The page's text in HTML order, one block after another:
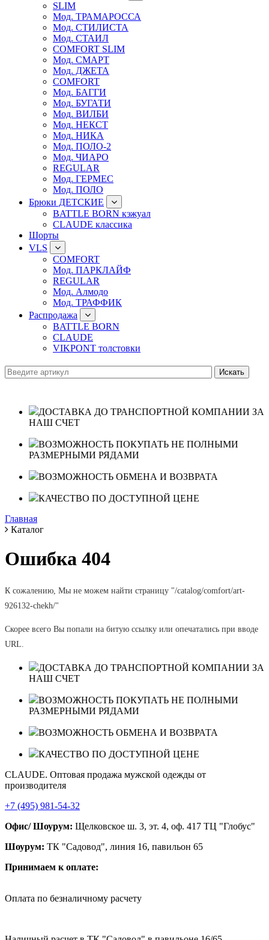
SLIM
Мод. ТРАМАРОССА
Мод. СТИЛИСТА
Мод. СТАИЛ
COMFORT SLIM
Мод. СМАРТ
Мод. ДЖЕТА
COMFORT
Мод. БАГГИ
Мод. БУГАТИ
Мод. ВИЛБИ
Мод. НЕКСТ
Мод. НИКА
Мод. ПОЛО-2
Мод. ЧИАРО
REGULAR
Мод. ГЕРМЕС
Мод. ПОЛО
Брюки ДЕТСКИЕ
BATTLE BORN кэжуал
CLAUDE классика
Шорты
VLS
COMFORT
Мод. ПАРКЛАЙФ
REGULAR
Мод. Алмодо
Мод. ТРАФФИК
Распродажа
BATTLE BORN
CLAUDE
VIKPONT толстовки
ДОСТАВКА ДО ТРАНСПОРТНОЙ КОМПАНИИ ЗА
НАШ СЧЕТ
ВОЗМОЖНОСТЬ ПОКУПАТЬ НЕ ПОЛНЫМИ
РАЗМЕРНЫМИ РЯДАМИ
ВОЗМОЖНОСТЬ ОБМЕНА И ВОЗВРАТА
КАЧЕСТВО ПО ДОСТУПНОЙ ЦЕНЕ
Главная
Каталог
Ошибка 404
К сожалению, Мы не можем найти страницу "/catalog/comfort/art-
926132-chekh/"
Скорее всего Вы попали на битую ссылку или опечатались при вводе
URL.
ДОСТАВКА ДО ТРАНСПОРТНОЙ КОМПАНИИ ЗА
НАШ СЧЕТ
ВОЗМОЖНОСТЬ ПОКУПАТЬ НЕ ПОЛНЫМИ
РАЗМЕРНЫМИ РЯДАМИ
ВОЗМОЖНОСТЬ ОБМЕНА И ВОЗВРАТА
КАЧЕСТВО ПО ДОСТУПНОЙ ЦЕНЕ
CLAUDE. Оптовая продажа мужской одежды от
производителя
+7 (495) 981-54-32
Офис/ Шоурум: Щелковское ш. 3, эт. 4, оф. 417 ТЦ "Глобус"
Шоурум: ТК "Садовод", линия 16, павильон 65
Принимаем к оплате:
Оплата по безналичному расчету